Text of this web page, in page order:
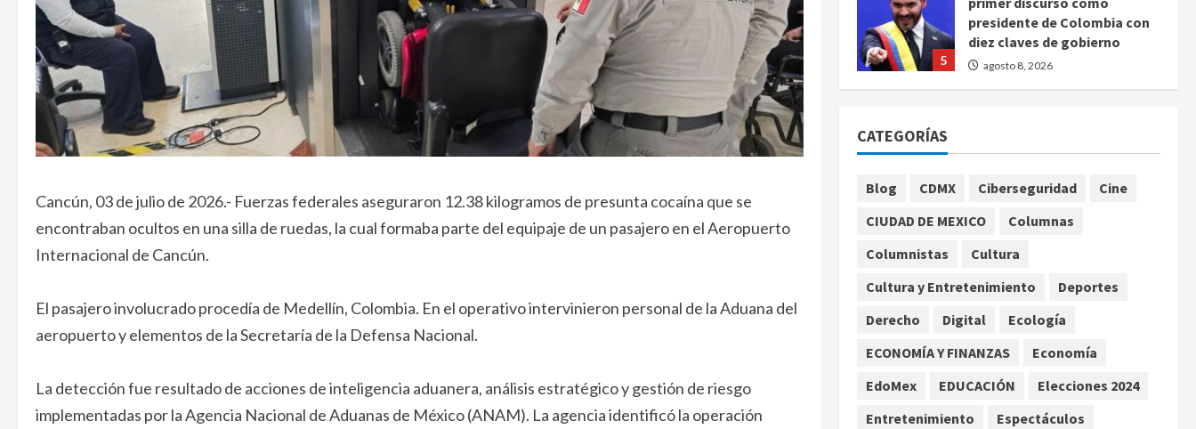
Cancún, 03 de julio de 2026.- Fuerzas federales aseguraron 12.38 kilogramos de presunta cocaína que se
encontraban ocultos en una silla de ruedas, la cual formaba parte del equipaje de un pasajero en el Aeropuerto
Internacional de Cancún.
El pasajero involucrado procedía de Medellín, Colombia. En el operativo intervinieron personal de la Aduana del
aeropuerto y elementos de la Secretaría de la Defensa Nacional.
La detección fue resultado de acciones de inteligencia aduanera, análisis estratégico y gestión de riesgo
implementadas por la Agencia Nacional de Aduanas de México (ANAM). La agencia identificó la operación
5
presidente de Colombia con
diez claves de gobierno
agosto 8, 2026
cáncer
agosto 8, 2026
2
México Sub-20 derrota a
Premundial Concacaf
agosto 8, 2026
en 2025 a niveles previos a la
pandemia, señala Inegi
CATEGORÍAS
Blog CDMX Ciberseguridad
Cine
CIUDAD DE MEXICO
Columnas
Columnistas
Cultura
Cultura y Entretenimiento
Deportes
Derecho
Digital
Ecología
ECONOMÍA Y FINANZAS
Economía
EdoMex
EDUCACIÓN
Elecciones 2024
Entretenimiento
Espectáculos